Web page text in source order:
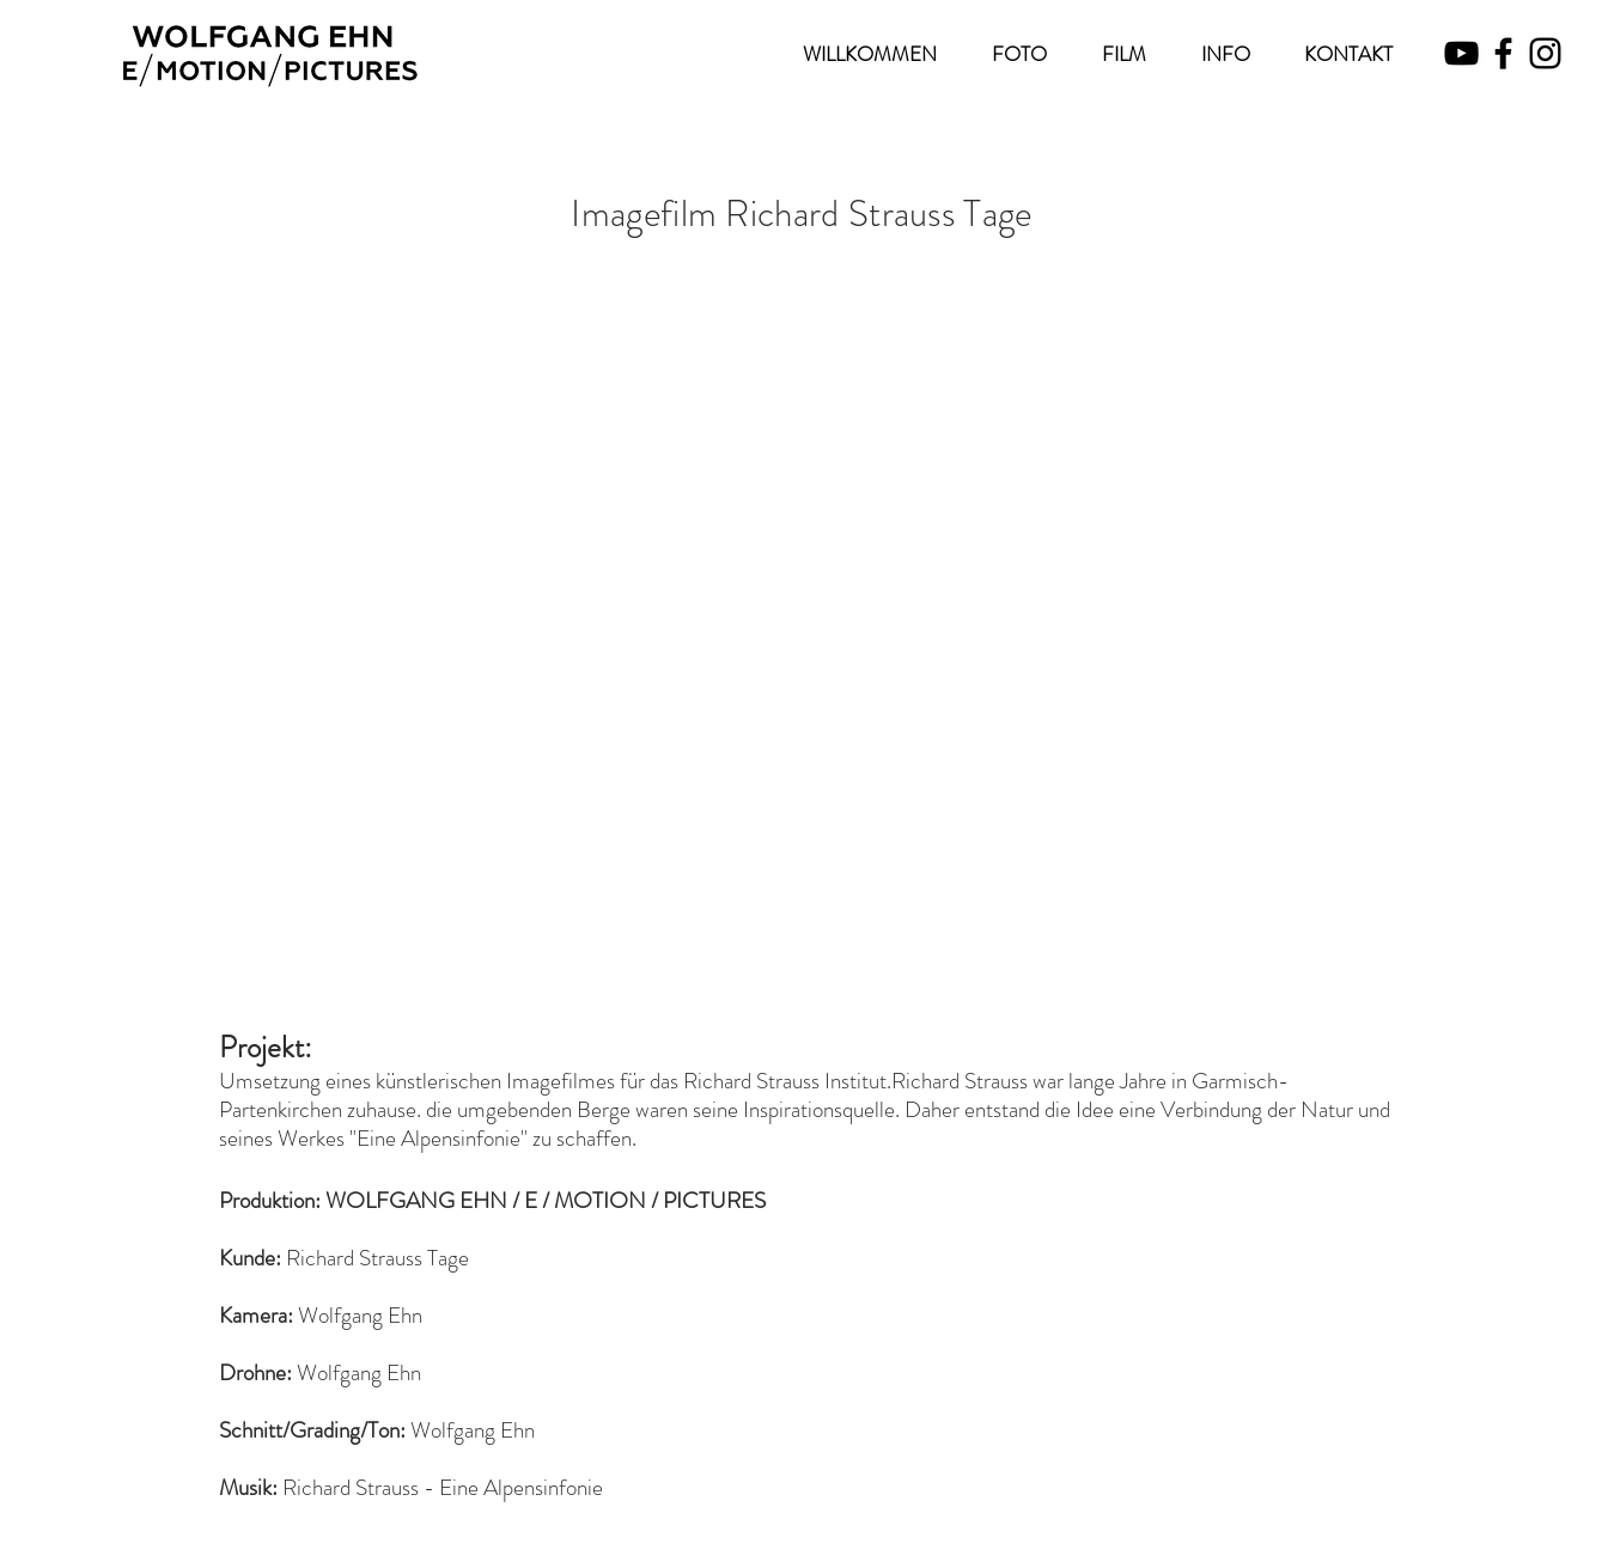
WILLKOMMEN FOTO FILM INFO KONTAKT
Imagefilm Richard Strauss Tage
Projekt:
Umsetzung eines künstlerischen Imagefilmes für das Richard Strauss Institut.Richard Strauss war lange Jahre in Garmisch-
Partenkirchen zuhause. die umgebenden Berge waren seine Inspirationsquelle. Daher entstand die Idee eine Verbindung der Natur und
seines Werkes "Eine Alpensinfonie" zu schaffen.
Produktion: WOLFGANG EHN / E / MOTION / PICTURES
Kunde: Richard Strauss Tage
Kamera:Wolfgang Ehn
Drohne:Wolfgang Ehn
Schnitt/Grading/Ton:Wolfgang Ehn
Musik: Richard Strauss - Eine Alpensinfonie